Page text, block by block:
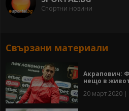
Спортни новини
Свързани материали
Акрапович:
нещо в
20 март 2020 |